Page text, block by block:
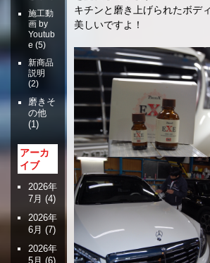
キチンと磨き上げられたボデ
美しいですよ！
施工動
画 by
Youtub
e (5)
新商品
説明
(2)
磨きそ
の他
(1)
アーカ
イブ
2026年
7月 (4)
2026年
6月 (7)
2026年
5月 (6)